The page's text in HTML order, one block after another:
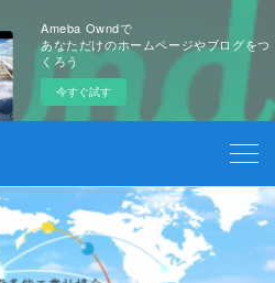
Ameba Owndで
あなただけのホームページやブログをつ
くろう
今すぐ試す